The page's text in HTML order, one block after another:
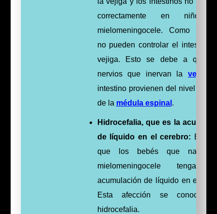
correctamente en niños
mielomeningocele. Como
no pueden controlar el intestino
vejiga. Esto se debe a que
nervios que inervan la vejiga
intestino provienen del nivel más
de la médula espinal .
Hidrocefalia, que es la
de líquido en el cerebro: Es
que los bebés que nacen
mielomeningocele tengan
acumulación de líquido en el
Esta afección se conoce
hidrocefalia.